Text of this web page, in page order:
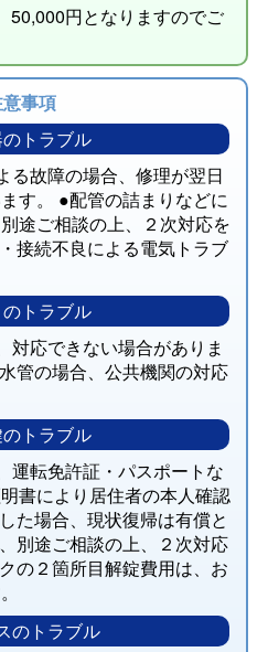
50,000円となりますのでご
事項
トラブル
る故障の場合、修理が翌日
す。
配管の詰まりなどに
途ご相談の上、２次対応を
接続不良による電気トラブ
トラブル
対応できない場合がありま
管の場合、公共機関の対応
トラブル
運転免許証・パスポートな
書により居住者の本人確認
た場合、現状復帰は有償と
別途ご相談の上、２次対応
の２箇所目解錠費用は、お
のトラブル